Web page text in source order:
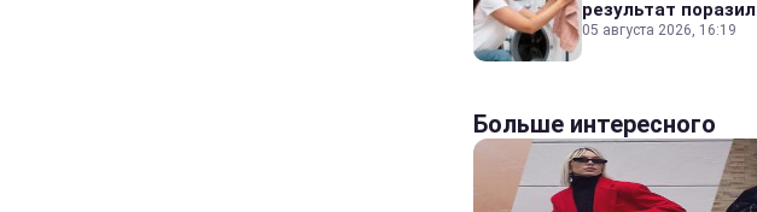
результат поразил
05 августа 2026, 16:19
Больше интересного